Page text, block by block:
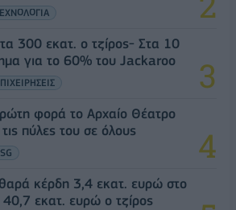
300 εκατ. ο τζίρος- Στα 10
για το 60% του Jackaroo
φορά το Αρχαίο Θέατρο
πύλες του σε όλους
κέρδη 3,4 εκατ. ευρώ στο
εκατ. ευρώ ο τζίρος